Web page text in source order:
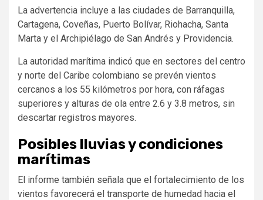
La advertencia incluye a las ciudades de Barranquilla,
Cartagena, Coveñas, Puerto Bolívar, Riohacha, Santa
Marta y el Archipiélago de San Andrés y Providencia.
La autoridad marítima indicó que en sectores del centro
y norte del Caribe colombiano se prevén vientos
cercanos a los 55 kilómetros por hora, con ráfagas
superiores y alturas de ola entre 2.6 y 3.8 metros, sin
descartar registros mayores.
Posibles lluvias y condiciones
marítimas
El informe también señala que el fortalecimiento de los
vientos favorecerá el transporte de humedad hacia el